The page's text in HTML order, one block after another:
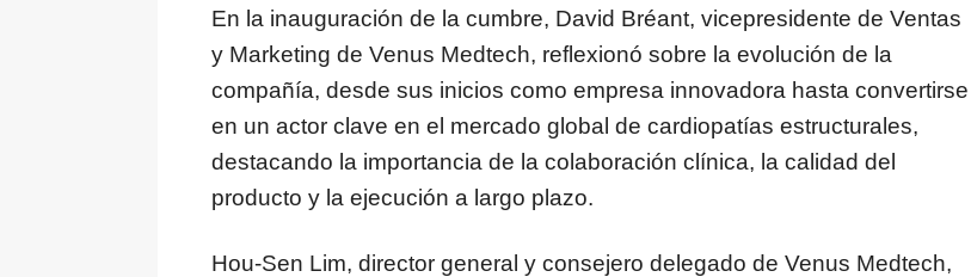
En la inauguración de la cumbre, David Bréant, vicepresidente de Ventas
y Marketing de Venus Medtech, reflexionó sobre la evolución de la
compañía, desde sus inicios como empresa innovadora hasta convertirse
en un actor clave en el mercado global de cardiopatías estructurales,
destacando la importancia de la colaboración clínica, la calidad del
producto y la ejecución a largo plazo.
Hou-Sen Lim, director general y consejero delegado de Venus Medtech,